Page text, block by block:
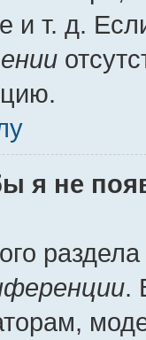
и т. д.
я не
.